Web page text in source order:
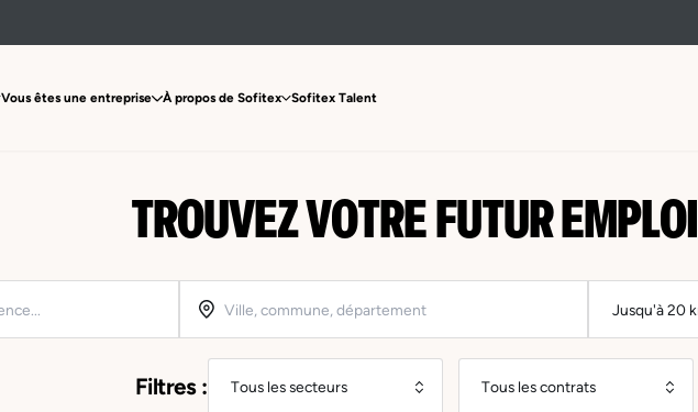
Vous êtes une entreprise À propos de Sofitex Sofitex Talent
TROUVEZ VOTRE FUTUR EMPLOI
Filtres :